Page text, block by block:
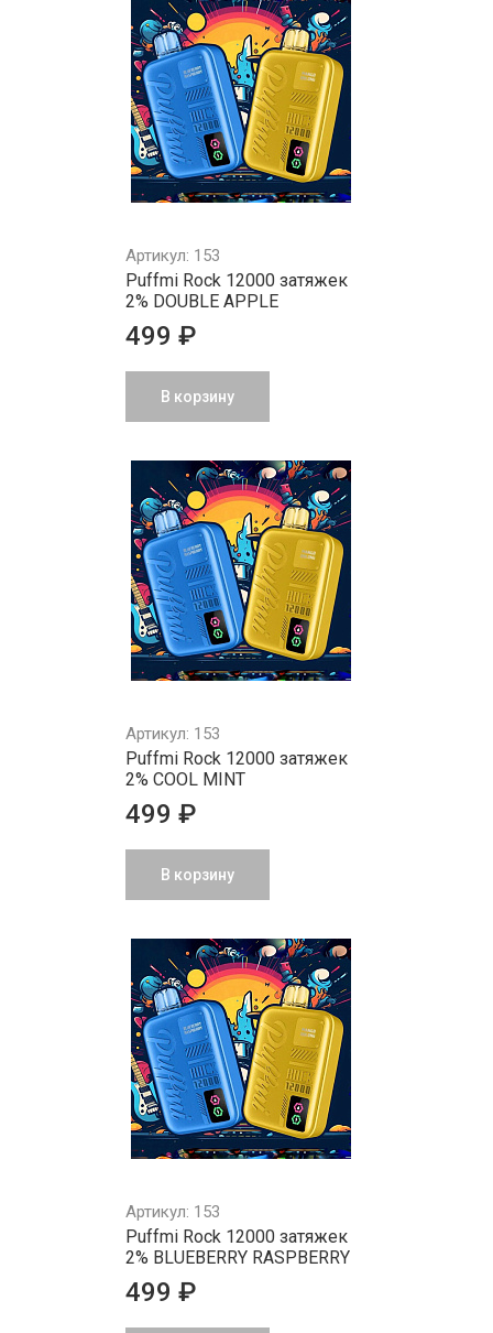
Артикул: 153
Puffmi Rock 12000 затяжек
2% DOUBLE APPLE
499 ₽
В корзину
Артикул: 153
Puffmi Rock 12000 затяжек
2% COOL MINT
499 ₽
В корзину
Артикул: 153
Puffmi Rock 12000 затяжек
2% BLUEBERRY RASPBERRY
499 ₽